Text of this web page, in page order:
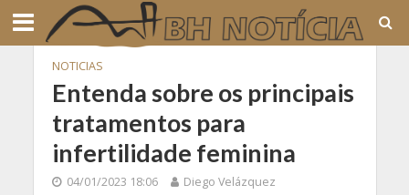
NOTICIAS
Entenda sobre os principais
tratamentos para
infertilidade feminina
04/01/2023 18:06 Diego Velázquez